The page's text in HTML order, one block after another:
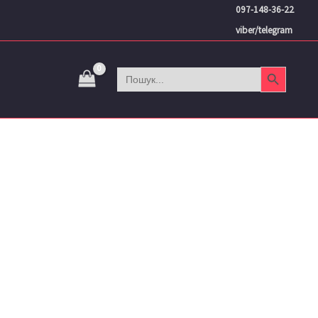
097-148-36-22
viber/telegram
Search
for:
Search Button